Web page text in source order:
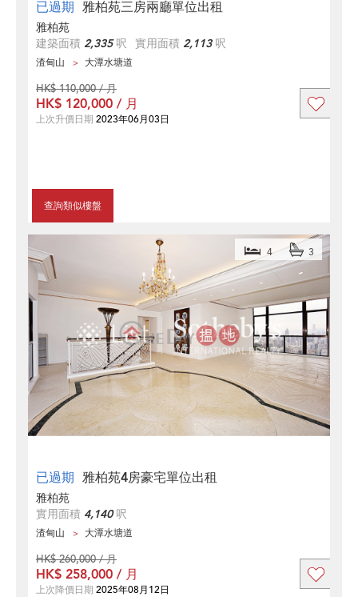
已過期 雅柏苑三房兩廳單位出租
雅柏苑
建築面積 2,335呎 實用面積 2,113呎
渣甸山 大潭水塘道
查詢類似樓盤
HK$ 110,000 / 月
HK$ 120,000 / 月
上次升價日期 2023年06月03日
已過期 雅柏苑4房豪宅單位出租
4 3
雅柏苑
實用面積 4,140呎
渣甸山 大潭水塘道
HK$ 260,000 / 月
HK$ 258,000 / 月
上次降價日期 2025年08月12日